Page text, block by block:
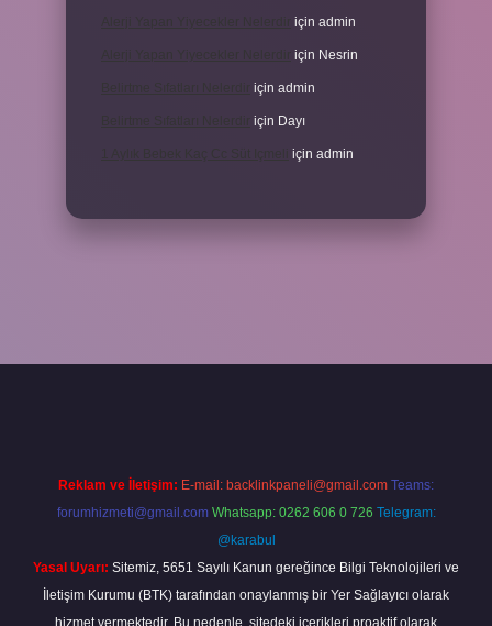
için admin
için Nesrin
için admin
için Dayı
için admin
Reklam ve İletişim: E-mail: backlinkpaneli@gmail.com Teams:
forumhizmeti@gmail.com Whatsapp: 0262 606 0 726 Telegram:
@karabul
Yasal Uyarı: Sitemiz, 5651 Sayılı Kanun gereğince Bilgi Teknolojileri ve
İletişim Kurumu (BTK) tarafından onaylanmış bir Yer Sağlayıcı olarak
hizmet vermektedir. Bu nedenle, sitedeki içerikleri proaktif olarak